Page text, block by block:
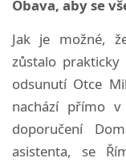
Obava, aby se
Jak je možné,
zůstalo
odsunutí Otce
nachází přímo
doporučení
asistenta, se